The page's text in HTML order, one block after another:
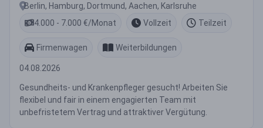
Berlin, Hamburg, Dortmund, Aachen, Karlsruhe
4.000 - 7.000 €/Monat
Vollzeit Teilzeit
Firmenwagen Weiterbildungen
04.08.2026
Gesundheits- und Krankenpfleger gesucht! Arbeiten Sie
flexibel und fair in einem engagierten Team mit
unbefristetem Vertrag und attraktiver Vergütung.